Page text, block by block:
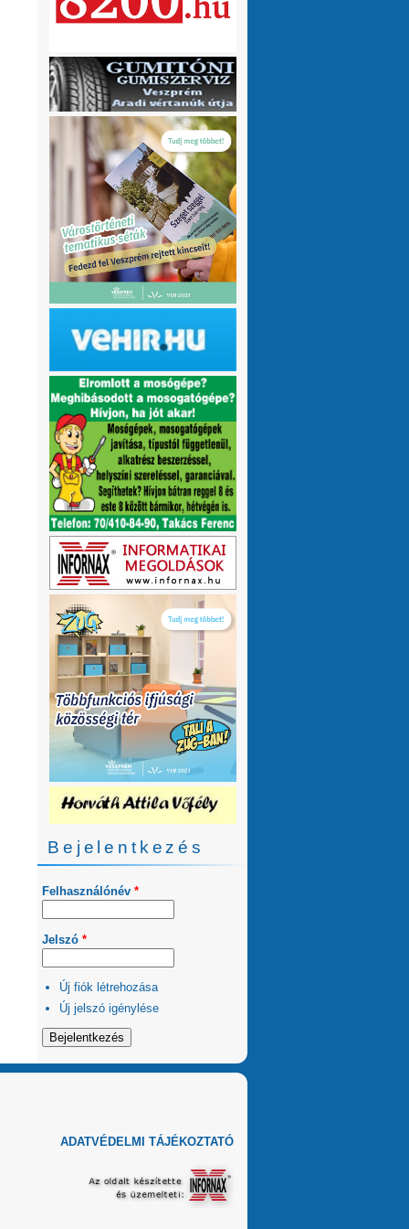
olvasnám.Üdv
10 hónap 1 hét
Köszi az infót. Lehet mit böngészni.
1 év 2 hónap
P.Csaba:Űjra elérhetőek a honlapomon
a klíma adatok (2007-től, havi
részletességgel, napi bontásban):
https://tinyurl.com/24vslpzg
A ChatGPT 3
perc alatt megtalálta a hibát a PHP-ben,
ami nekem hónapok óta nem sikerült...
VMeteo-Zooltán:Nézd már, van itt egy
üzenőfal
1 év 2 hónap
1 év 4 hónap
1 év 4 hónap
Valami frissítés rosszul sikerült :/
Bejelentkezés
Felhasználónév *
Jelszó *
Új fiók létrehozása
Új jelszó igénylése
ADATVÉDELMI TÁJÉKOZTATÓ